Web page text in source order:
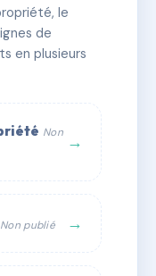
bâtiment(s)
💬 WhatsApp
le
de
en plusieurs
Non →
Non publié →